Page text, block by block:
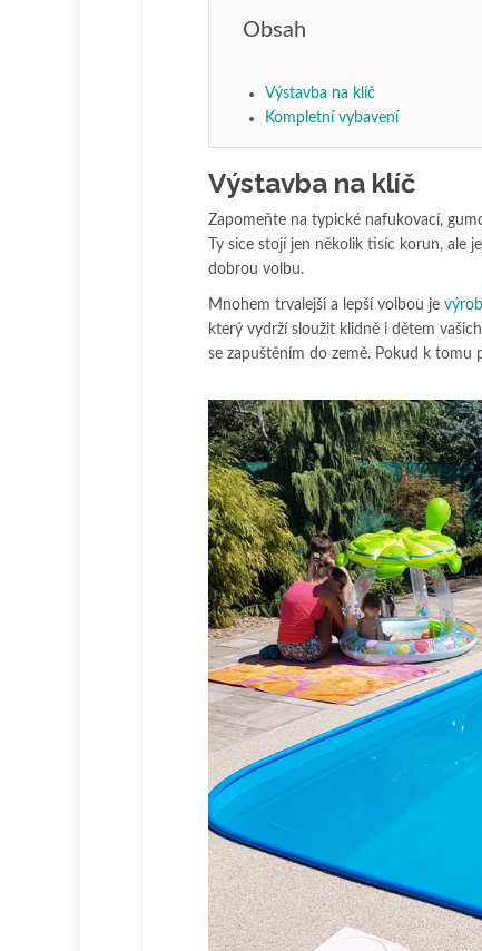
Obsah
Výstavba na klíč
Kompletní vybavení
Výstavba na klíč
Zapomeňte na typické nafukovací,
Ty sice stojí jen několik tisíc korun, ale
dobrou volbu.
Mnohem trvalejší a lepší volbou je
který vydrží sloužit klidně i dětem
se zapuštěním do země. Pokud k tomu